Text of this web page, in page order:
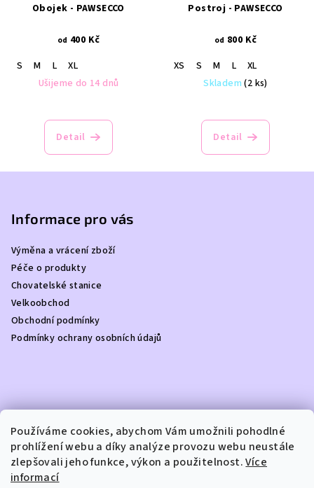
Používáme cookies, abychom Vám umožnili pohodlné
prohlížení webu a díky analýze provozu webu neustále
zlepšovali jeho funkce, výkon a použitelnost.Více
informací
Obojek - PAWSECCO
od 400 Kč
S
M L
XL
Ušijeme do 14 dnů
Detail
Postroj - PAWSECCO
od 800 Kč
XS
S M L
XL
Skladem(2 ks)
Detail
Informace pro vás
Výměna a vrácení zboží
Péče o produkty
Chovatelské stanice
Velkoobchod
Obchodní podmínky
Podmínky ochrany osobních údajů
Kontakt
info @dottydoggie.cz
+420739459984